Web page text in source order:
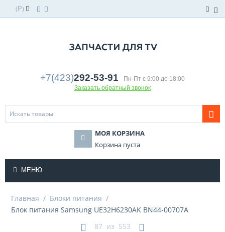
( Р)
+7(423)292-53-91
Пн-Пт с 9:00 до 18:00
Заказать обратный звонок
МОЯ КОРЗИНА
Корзина пуста
МЕНЮ
Главная / Блоки питания /
Блок питания Samsung UE32H6230AK BN44-00707A
87 из 553